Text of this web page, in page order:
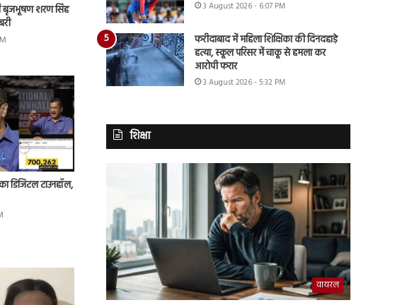
बृजभूषण शरण सिंह
डिजिटल टाउनहॉल,
3 August 2026 - 6:07 PM
फरीदाबाद में महिला शिक्षिका की दिनदहाड़े
हत्या, स्कूल परिसर में चाकू से हमला कर
आरोपी फरार
3 August 2026 - 5:32 PM
शिक्षा
वायरल